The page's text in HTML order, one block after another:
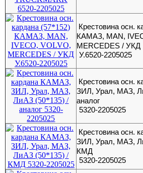
Крестовина осн.
КАМАЗ, МАN,
MERCEDES / УКД
У.6520-2205025
Крестовина осн.
ЗИЛ, Урал, МАЗ,
аналог
5320-2205025
Крестовина осн.
ЗИЛ, Урал, МАЗ,
КМД
5320-2205025